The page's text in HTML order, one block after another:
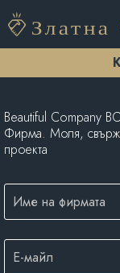
Beautiful Company
Фирма. Моля,
проекта